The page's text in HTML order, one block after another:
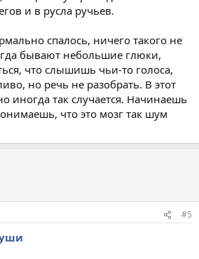
и в русла ручьев.
спалось, ничего такого не
бывают небольшие глюки,
что слышишь чьи-то голоса,
но речь не разобрать. В этот
иногда так случается. Начинаешь
что это мозг так шум
#5